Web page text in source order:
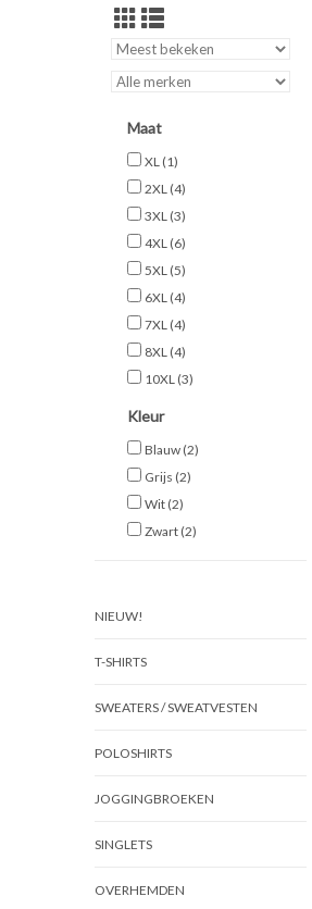
Maat
XL (1)
2XL (4)
3XL (3)
4XL (6)
5XL (5)
6XL (4)
7XL (4)
8XL (4)
10XL (3)
Kleur
Blauw (2)
Grijs (2)
Wit (2)
Zwart (2)
NIEUW!
T-SHIRTS
SWEATERS / SWEATVESTEN
POLOSHIRTS
JOGGINGBROEKEN
SINGLETS
OVERHEMDEN